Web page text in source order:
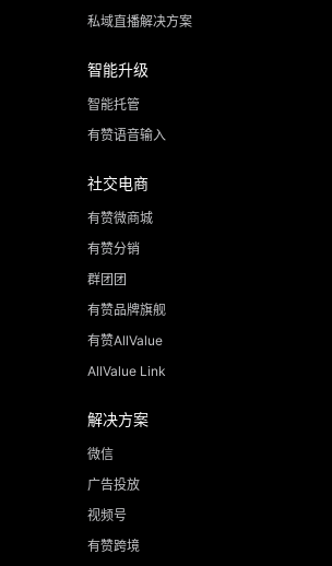
私域直播解决方案
智能升级
智能托管
有赞语音输入
社交电商
有赞微商城
有赞分销
群团团
有赞品牌旗舰
有赞AllValue
AllValue Link
解决方案
微信
广告投放
视频号
有赞跨境